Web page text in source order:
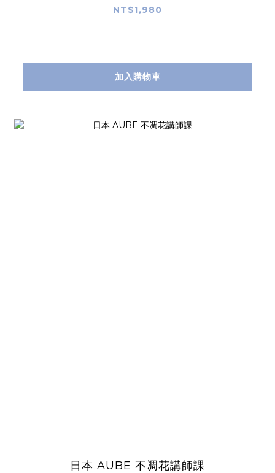
NT$1,980
加入購物車
日本 AUBE 不凋花講師課